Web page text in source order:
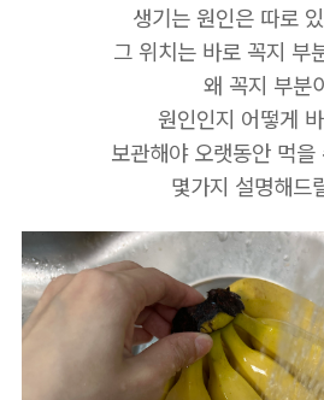
생기는 원인은 따로
그 위치는 바로 꼭지 부
왜 꼭지 부분
원인인지 어떻게
보관해야 오랫동안 먹
몇가지 설명해드